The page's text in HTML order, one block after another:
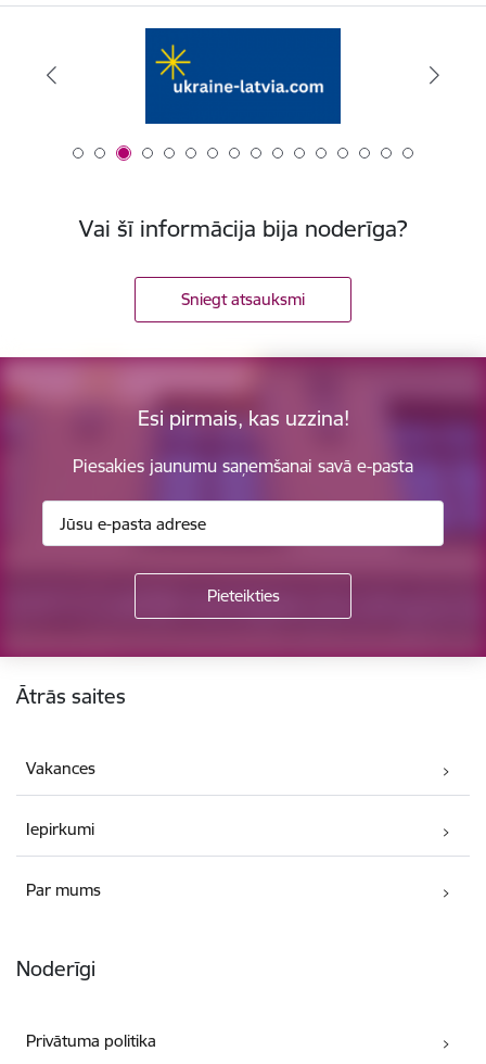
Vai šī informācija bija noderīga?
Sniegt atsauksmi
Esi pirmais, kas uzzina!
Piesakies jaunumu saņemšanai savā e-pasta
Ātrās saites
Vakances
Iepirkumi
Par mums
Noderīgi
Privātuma politika